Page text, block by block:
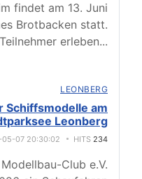
findet am 13. Juni
Brotbacken statt.
Teilnehmer erleben...
LEONBERG
Schiffsmodelle am
Leonberg
07 20:30:02 HITS 234
Club e.V.